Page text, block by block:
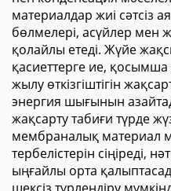
материалдар жиі сәтсіз
бөлмелері, асүйлер мен
қолайлы етеді. Жүйе
қасиеттерге ие,
жылу өткізгіштігін
энергия шығынын
жақсарту табиғи түрде
мембраналық материал
тербелістерін сіңіреді,
ыңғайлы орта